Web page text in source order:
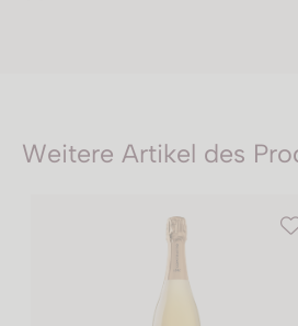
Weitere Artikel des